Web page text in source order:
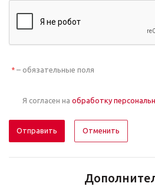
* – обязательные поля
Я согласен на обработку
Отменить